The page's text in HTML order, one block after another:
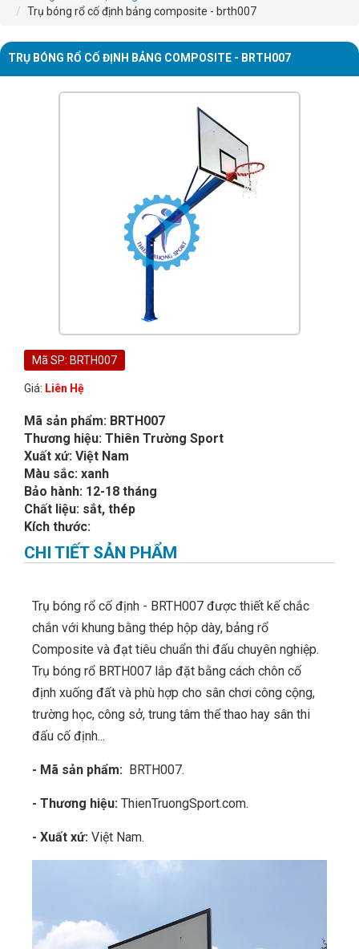
Trụ bóng rổ cố định bảng composite - brth007
TRỤ BÓNG RỔ CỐ ĐỊNH BẢNG COMPOSITE - BRTH007
Mã SP: BRTH007
Giá: Liên Hệ
Mã sản phẩm: BRTH007
Thương hiệu: Thiên Trường Sport
Xuất xứ: Việt Nam
Màu sắc: xanh
Bảo hành: 12-18 tháng
Chất liệu: sắt, thép
Kích thước:
CHI TIẾT SẢN PHẨM
Trụ bóng rổ cố định - BRTH007 được thiết kế chắc
chắn với khung bằng thép hộp dày, bảng rổ
Composite và đạt tiêu chuẩn thi đấu chuyên nghiệp.
Trụ bóng rổ BRTH007 lắp đặt bằng cách chôn cố
định xuống đất và phù hợp cho sân chơi công cộng,
trường học, công sở, trung tâm thể thao hay sân thi
đấu cố định...
- Mã sản phẩm: BRTH007.
- Thương hiệu: ThienTruongSport.com.
- Xuất xứ: Việt Nam.